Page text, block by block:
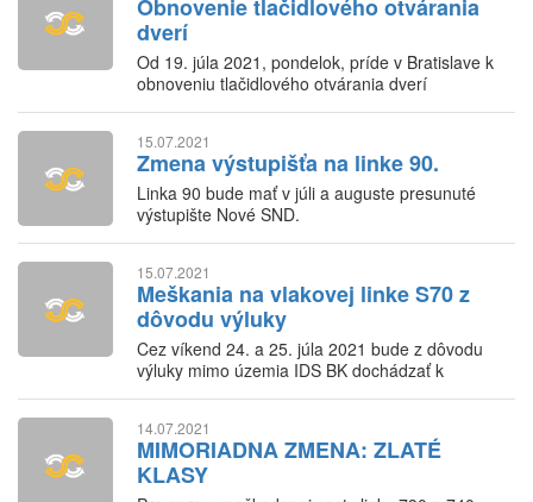
Obnovenie tlačidlového otvárania
dverí
Od 19. júla 2021, pondelok, príde v Bratislave k
obnoveniu tlačidlového otvárania dverí
15.07.2021
Zmena výstupišťa na linke 90.
Linka 90 bude mať v júli a auguste presunuté
výstupište Nové SND.
15.07.2021
Meškania na vlakovej linke S70 z
dôvodu výluky
Cez víkend 24. a 25. júla 2021 bude z dôvodu
výluky mimo územia IDS BK dochádzať k
14.07.2021
MIMORIADNA ZMENA: ZLATÉ
KLASY